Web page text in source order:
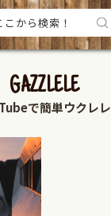
GAZZLELE
で簡単ウクレレ